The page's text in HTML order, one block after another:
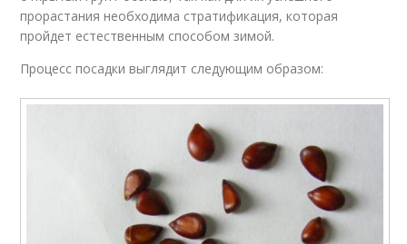
прорастания необходима стратификация, которая
пройдет естественным способом зимой.
Процесс посадки выглядит следующим образом: